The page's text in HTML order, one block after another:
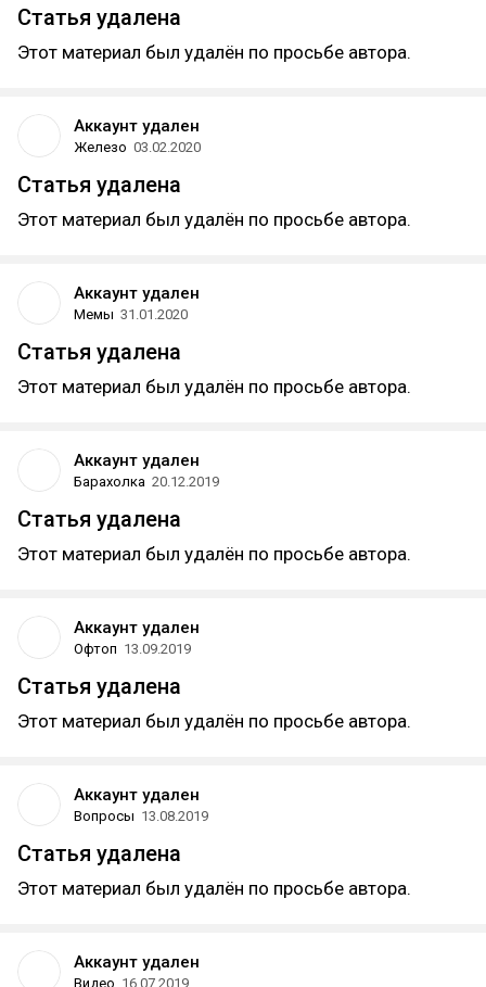
Статья удалена
Этот материал был удалён по просьбе автора.
Аккаунт удален
Железо 03.02.2020
Статья удалена
Этот материал был удалён по просьбе автора.
Аккаунт удален
Мемы 31.01.2020
Статья удалена
Этот материал был удалён по просьбе автора.
Аккаунт удален
Барахолка 20.12.2019
Статья удалена
Этот материал был удалён по просьбе автора.
Аккаунт удален
Офтоп 13.09.2019
Статья удалена
Этот материал был удалён по просьбе автора.
Аккаунт удален
Вопросы 13.08.2019
Статья удалена
Этот материал был удалён по просьбе автора.
Аккаунт удален
Видео 16.07.2019